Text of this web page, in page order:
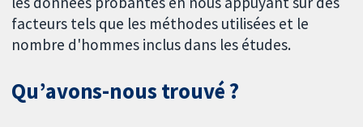
facteurs tels que les méthodes utilisées et le
nombre d'hommes inclus dans les études.
Qu’avons-nous trouvé ?